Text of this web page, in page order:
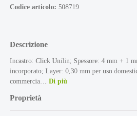
Codice articolo: 508719
Descrizione
Incastro: Click Unilin; Spessore: 4 mm + 1
incorporato; Layer: 0,30 mm per uso
commercia… Di più
Proprietà